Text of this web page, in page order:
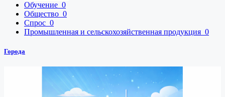
Обучение 0
Общество 0
Спрос 0
Промышленная и сельскохозяйственная продукция 0
Города